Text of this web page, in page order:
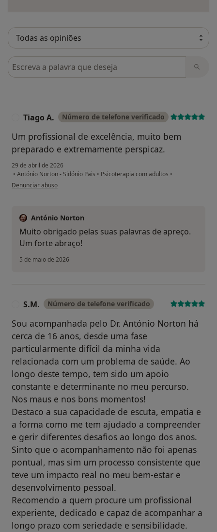
Pesquisar em opiniões
Tiago A. Número de telefone verificado
Um profissional de excelência, muito bem
preparado e extremamente perspicaz.
29 de abril de 2026
• António Norton - Sidónio Pais • Psicoterapia com adultos •
na opinião do utilizador Tiago A.
Denunciar abuso
António Norton
Muito obrigado pelas suas palavras de apreço.
Um forte abraço!
5 de maio de 2026
S.M. Número de telefone verificado
Sou acompanhada pelo Dr. António Norton há
cerca de 16 anos, desde uma fase
particularmente difícil da minha vida
relacionada com um problema de saúde. Ao
longo deste tempo, tem sido um apoio
constante e determinante no meu percurso.
Nos maus e nos bons momentos!
Destaco a sua capacidade de escuta, empatia e
a forma como me tem ajudado a compreender
e gerir diferentes desafios ao longo dos anos.
Sinto que o acompanhamento não foi apenas
pontual, mas sim um processo consistente que
teve um impacto real no meu bem-estar e
desenvolvimento pessoal.
Recomendo a quem procure um profissional
experiente, dedicado e capaz de acompanhar a
longo prazo com seriedade e sensibilidade.